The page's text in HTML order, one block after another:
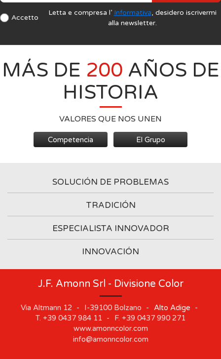
Accetto
Letta e compresa l’ Informativa, desidero iscrivermi
alla newsletter.
MÁS DE 200 AÑOS DE
HISTORIA
VALORES QUE NOS UNEN
Competencia El Grupo
SOLUCIÓN DE PROBLEMAS
TRADICIÓN
ESPECIALISTA INNOVADOR
INNOVACIÓN
J.F. Amonn Srl - Divisione Color
Via Altmann 12 - I-39100 Bolzano - Alto Adige
-
T. +39 0437 984 11 - F. +39 0437 990 271
www.amonncolor.com
info@amonncolor.com